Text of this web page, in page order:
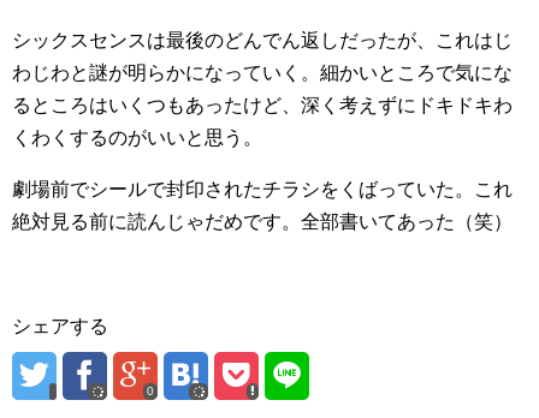
シックスセンスは最後のどんでん返しだったが、これはじ
わじわと謎が明らかになっていく。細かいところで気にな
るところはいくつもあったけど、深く考えずにドキドキわ
くわくするのがいいと思う。
劇場前でシールで封印されたチラシをくばっていた。これ
絶対見る前に読んじゃだめです。全部書いてあった（笑）
シェアする
0